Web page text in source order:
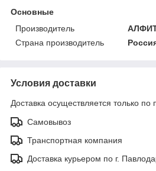
Основные
Производитель
Страна производитель
Условия доставки
Доставка осуществляется только по
Самовывоз
Транспортная компания
Доставка курьером по г.